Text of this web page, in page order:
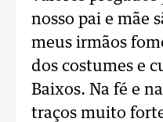
nosso pai e mãe
meus irmãos
dos costumes e
Baixos. Na fé e
traços muito